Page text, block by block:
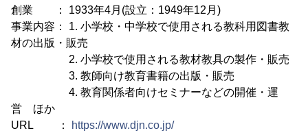
創業 ： 1933年4月(設立：1949年12月)
事業内容： 1. 小学校・中学校で使用される教科用図書教
材の出版・販売
2. 小学校で使用される教材教具の製作・販売
3. 教師向け教育書籍の出版・販売
4. 教育関係者向けセミナーなどの開催・運
営 ほか
URL ：
https://www.djn.co.jp/